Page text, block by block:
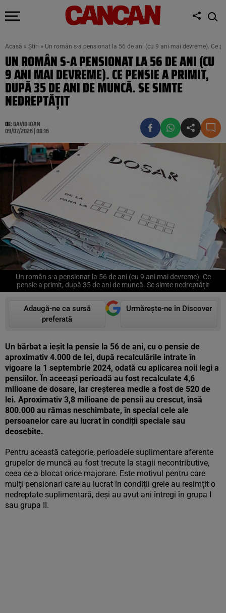
Acasă » Știri » Un român s-a pensionat la 56 de ani (cu 9 ani mai devreme). Ce
UN ROMÂN S-A PENSIONAT LA 56 DE ANI (CU
9 ANI MAI DEVREME). CE PENSIE A PRIMIT,
DUPĂ 35 DE ANI DE MUNCĂ. SE SIMTE
NEDREPTĂȚIT
DE:DAVID IOAN
09/07/2026 | 08:16
Un român s-a pensionat la 56 de ani (cu 9 ani mai devreme). Ce
pensie a primit, după 35 de ani de muncă. Se simte nedreptățit
Adaugă-ne ca sursă
preferată
Urmărește-ne în Discover
Un bărbat a ieșit la pensie la 56 de ani, cu o pensie de
aproximativ 4.000 de lei, după recalculările intrate în
vigoare la 1 septembrie 2024, odată cu aplicarea noii legi a
pensiilor. În aceeași perioadă au fost recalculate 4,6
milioane de dosare, iar creșterea medie a fost de 520 de
lei. Aproximativ 3,8 milioane de pensii au crescut, însă
800.000 au rămas neschimbate, în special cele ale
persoanelor care au lucrat în condiții speciale sau
deosebite.
Pentru această categorie, perioadele suplimentare aferente
grupelor de muncă au fost trecute la stagii necontributive,
ceea ce a blocat orice majorare. Este motivul pentru care
mulți pensionari care au lucrat în condiții grele au resimțit o
nedreptate suplimentară, deși au avut ani întregi în grupa I
sau grupa II.